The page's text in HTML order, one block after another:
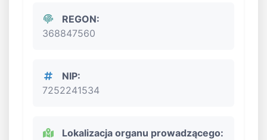
REGON:
368847560
NIP:
7252241534
Lokalizacja organu prowadzącego: